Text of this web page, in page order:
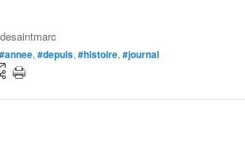
#annee, #depuis, #histoire, #journal